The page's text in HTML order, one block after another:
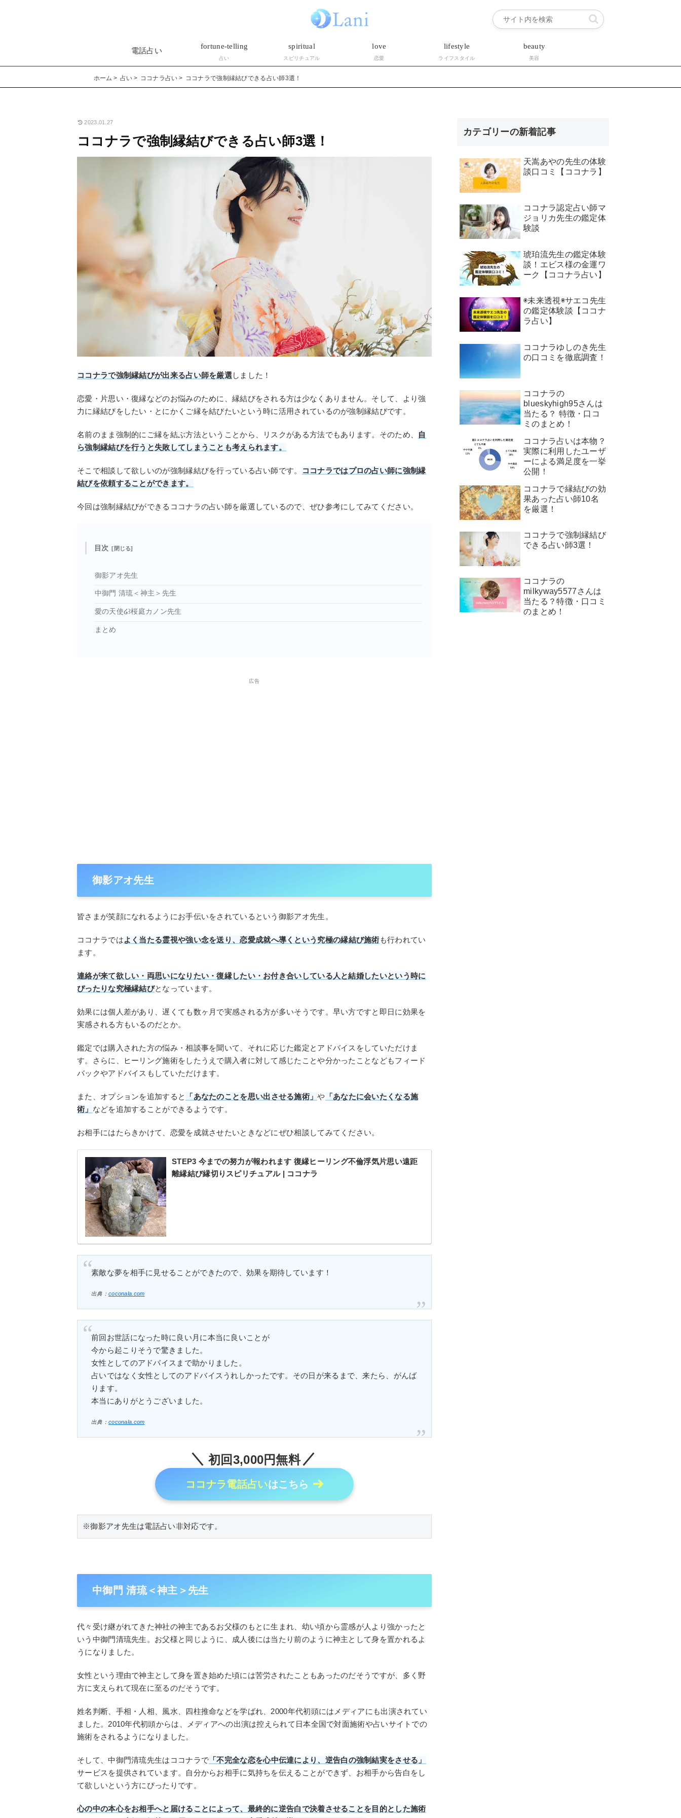
電話占い
fortune-telling
占い
spiritual
スピリチュアル
love
恋愛
lifestyle
ライフスタイル
beauty
美容
ホーム 占い ココナラ占い ココナラで強制縁結びできる占い師3選！
2023.01.27
ココナラで強制縁結びできる占い師3選！
ココナラで強制縁結びが出来る占い師を厳選 しました！
恋愛・片思い・復縁などのお悩みのために、縁結びをされる方は少なくありません。そして、より強
力に縁結びをしたい・とにかくご縁を結びたいという時に活用されているのが強制縁結びです。
名前のまま強制的にご縁を結ぶ方法ということから、リスクがある方法でもあります。そのため、
自
ら強制縁結びを行うと失敗してしまうことも考えられます。
そこで相談して欲しいのが強制縁結びを行っている占い師です。
ココナラではプロの占い師に強制縁
結びを依頼することができます。
今回は強制縁結びができるココナラの占い師を厳選しているので、ぜひ参考にしてみてください。
目次
御影アオ先生
中御門 清琉＜神主＞先生
愛の天使໒꒱桜庭カノン先生
まとめ
広告
御影アオ先生
皆さまが笑顔になれるようにお手伝いをされているという御影アオ先生。
ココナラではよく当たる霊視や強い念を送り、恋愛成就へ導くという究極の縁結び施術 も行われてい
ます。
連絡が来て欲しい・両思いになりたい・復縁したい・お付き合いしている人と結婚したいという時に
ぴったりな究極縁結びとなっています。
効果には個人差があり、遅くても数ヶ月で実感される方が多いそうです。早い方ですと即日に効果を
実感される方もいるのだとか。
鑑定では購入された方の悩み・相談事を聞いて、それに応じた鑑定とアドバイスをしていただけま
す。さらに、ヒーリング施術をしたうえで購入者に対して感じたことや分かったことなどもフィード
バックやアドバイスもしていただけます。
また、オプションを追加すると 「あなたのことを思い出させる施術」や 「あなたに会いたくなる施
術」 などを追加することができるようです。
お相手にはたらきかけて、恋愛を成就させたいときなどにぜひ相談してみてください。
STEP3 今までの努力が報われます 復縁ヒーリング不倫浮気片思い遠距
離縁結び縁切りスピリチュアル | ココナラ
素敵な夢を相手に見せることができたので、効果を期待しています！
出典： coconala.com
前回お世話になった時に良い月に本当に良いことが
今から起こりそうで驚きました。
女性としてのアドバイスまで助かりました。
占いではなく女性としてのアドバイスうれしかったです。その日が来るまで、来たら、がんば
ります。
本当にありがとうございました。
出典： coconala.com
初回3,000円無料
ココナラ電話占いはこちら
※御影アオ先生は電話占い非対応です。
中御門 清琉＜神主＞先生
代々受け継がれてきた神社の神主であるお父様のもとに生まれ、幼い頃から霊感が人より強かったと
いう中御門清琉先生。お父様と同じように、成人後には当たり前のように神主として身を置かれるよ
うになりました。
女性という理由で神主として身を置き始めた頃には苦労されたこともあったのだそうですが、多く野
方に支えられて現在に至るのだそうです。
姓名判断、手相・人相、風水、四柱推命などを学ばれ、2000年代初頭にはメディアにも出演されてい
ました。2010年代初頭からは、メディアへの出演は控えられて日本全国で対面施術や占いサイトでの
施術をされるようになりました。
そして、中御門清琉先生はココナラで 「不完全な恋を心中伝達により、逆告白の強制結実をさせる」
サービスを提供されています。自分からお相手に気持ちを伝えることができず、お相手から告白をし
て欲しいという方にぴったりです。
心の中の本心をお相手へと届けることによって、最終的に逆告白で決着させることを目的とした施術
カテゴリーの新着記事
天嵩あやの先生の体験
談口コミ【ココナラ】
ココナラ認定占い師マ
ジョリカ先生の鑑定体
験談
琥珀流先生の鑑定体験
談！エビス様の金運ワ
ーク【ココナラ占い】
◉未来透視◉サエコ先生
の鑑定体験談【ココナ
ラ占い】
ココナラゆしのき先生
の口コミを徹底調査！
ココナラの
blueskyhigh95さんは
当たる？ 特徴・口コ
ミのまとめ！
ココナラ占いは本物？
実際に利用したユーザ
ーによる満足度を一挙
公開！
ココナラで縁結びの効
果あった占い師10名
を厳選！
ココナラで強制縁結び
できる占い師3選！
ココナラの
milkyway5577さんは
当たる？特徴・口コミ
のまとめ！